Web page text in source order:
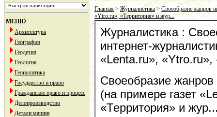
МЕНЮ
Архитектура
География
Геодезия
Геология
Геополитика
Государство и право
Гражданское право и процесс
Делопроизводство
Детали машин
Главная>Журналистика>Своеобразие жанров
«Ytro.ru», «Территория» и жур...
Журналистика :
интернет-
«Lenta.ru»,
Своеобразие жанров
(на примере газет
«Территория» и